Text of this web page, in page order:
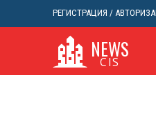
РЕГИСТРАЦИЯ /
NEWS
CIS